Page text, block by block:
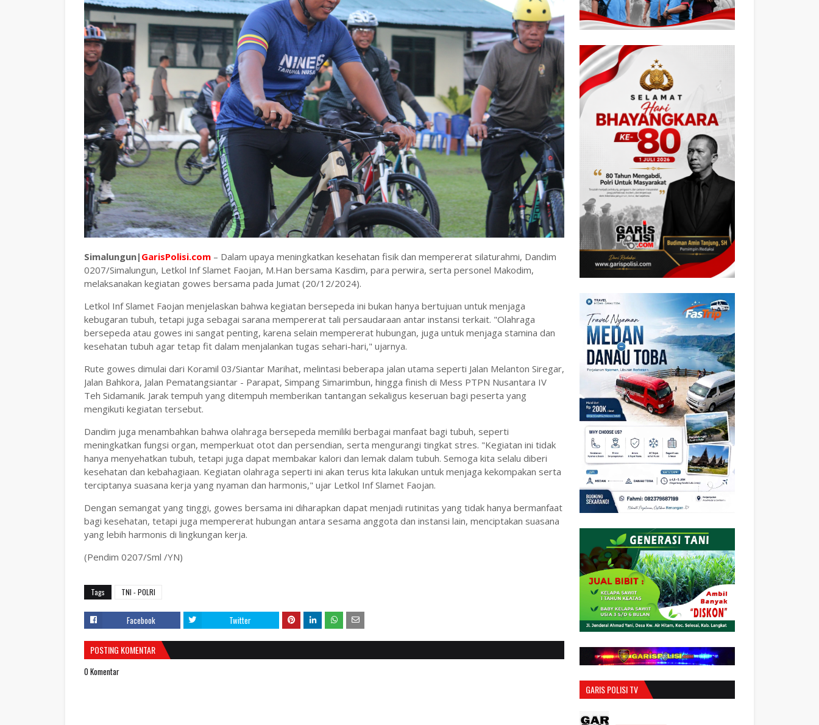
Simalungun| GarisPolisi.com – Dalam upaya meningkatkan kesehatan fisik dan mempererat silaturahmi, Dandim
0207/Simalungun, Letkol Inf Slamet Faojan, M.Han bersama Kasdim, para perwira, serta personel Makodim,
melaksanakan kegiatan gowes bersama pada Jumat (20/12/2024).
Letkol Inf Slamet Faojan menjelaskan bahwa kegiatan bersepeda ini bukan hanya bertujuan untuk menjaga
kebugaran tubuh, tetapi juga sebagai sarana mempererat tali persaudaraan antar instansi terkait. "Olahraga
bersepeda atau gowes ini sangat penting, karena selain mempererat hubungan, juga untuk menjaga stamina dan
kesehatan tubuh agar tetap fit dalam menjalankan tugas sehari-hari," ujarnya.
Rute gowes dimulai dari Koramil 03/Siantar Marihat, melintasi beberapa jalan utama seperti Jalan Melanton Siregar,
Jalan Bahkora, Jalan Pematangsiantar - Parapat, Simpang Simarimbun, hingga finish di Mess PTPN Nusantara IV
Teh Sidamanik. Jarak tempuh yang ditempuh memberikan tantangan sekaligus keseruan bagi peserta yang
mengikuti kegiatan tersebut.
Dandim juga menambahkan bahwa olahraga bersepeda memiliki berbagai manfaat bagi tubuh, seperti
meningkatkan fungsi organ, memperkuat otot dan persendian, serta mengurangi tingkat stres. "Kegiatan ini tidak
hanya menyehatkan tubuh, tetapi juga dapat membakar kalori dan lemak dalam tubuh. Semoga kita selalu diberi
kesehatan dan kebahagiaan. Kegiatan olahraga seperti ini akan terus kita lakukan untuk menjaga kekompakan serta
terciptanya suasana kerja yang nyaman dan harmonis," ujar Letkol Inf Slamet Faojan.
Dengan semangat yang tinggi, gowes bersama ini diharapkan dapat menjadi rutinitas yang tidak hanya bermanfaat
bagi kesehatan, tetapi juga mempererat hubungan antara sesama anggota dan instansi lain, menciptakan suasana
yang lebih harmonis di lingkungan kerja.
(Pendim 0207/Sml /YN)
Tags TNI - POLRI
Facebook Twitter
POSTING KOMENTAR
0 Komentar
GARIS POLISI TV